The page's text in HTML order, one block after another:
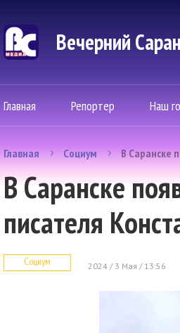
Вечерний
Главная Репортер Наш
Главная Социум В Саранске
В Саранске
писателя
Социум 2024 / 3 Мая / 13:56